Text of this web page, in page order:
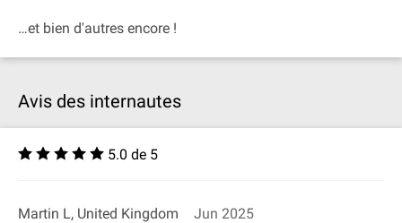
…et bien d'autres encore !
Avis des internautes
5.0 de 5
Martin L, United Kingdom
Jun 2025